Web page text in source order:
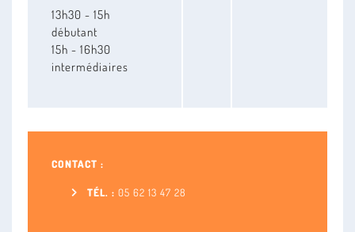
13h30 - 15h
débutant
15h - 16h30
intermédiaires
CONTACT :
TÉL. : 05 62 13 47 28